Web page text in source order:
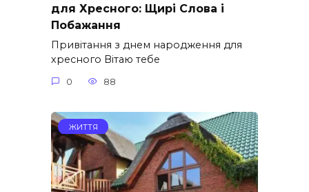
для Хресного: Щирі Слова і
Побажання
Привітання з днем народження для
хресного Вітаю тебе
0 88
ЖИТТЯ